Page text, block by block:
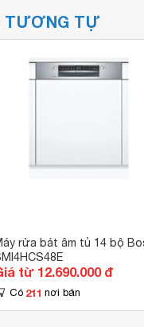
TƯƠNG TỰ
rửa bát âm tủ 14 bộ
từ 12.690.000 đ
Có 211 nơi bán